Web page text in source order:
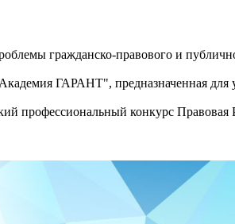
гражданско-правового и
ГАРАНТ", предназначенная для
профессиональный конкурс Правовая